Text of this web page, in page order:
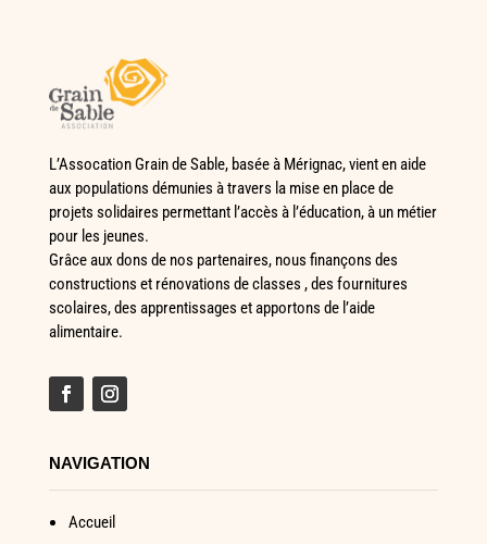
L’Assocation Grain de Sable, basée à Mérignac, vient en aide
aux populations démunies à travers la mise en place de
projets solidaires permettant l’accès à l’éducation, à un métier
pour les jeunes.
Grâce aux dons de nos partenaires, nous finançons des
constructions et rénovations de classes , des fournitures
scolaires, des apprentissages et apportons de l’aide
alimentaire.
NAVIGATION
Accueil